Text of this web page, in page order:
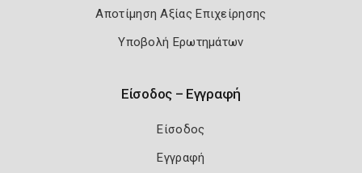
Αποτίμηση Αξίας Επιχείρησης
Υποβολή Ερωτημάτων
Είσοδος – Εγγραφή
Είσοδος
Εγγραφή